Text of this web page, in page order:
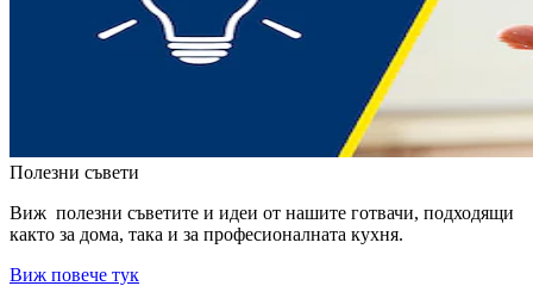
Полезни съвети
Виж полезни съветите и идеи от нашите готвачи, подходящи
както за дома, така и за професионалната кухня.
Виж повече тук